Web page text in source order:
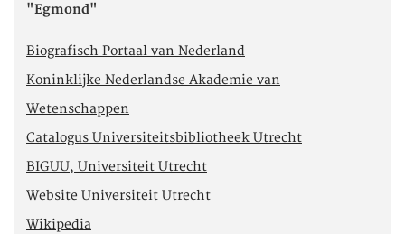
"Egmond"
Biografisch Portaal van Nederland
Koninklijke Nederlandse Akademie van
Wetenschappen
Catalogus Universiteitsbibliotheek Utrecht
BIGUU, Universiteit Utrecht
Website Universiteit Utrecht
Wikipedia